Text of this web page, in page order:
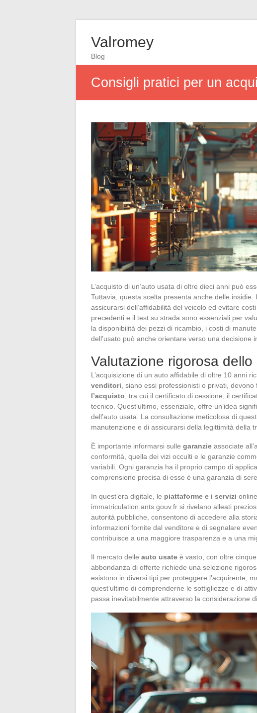
Valromey
Blog
Consigli pratici per un
L’acquisto di un’auto usata di oltre dieci anni può
Tuttavia, questa scelta presenta anche delle
assicurarsi dell’affidabilità del veicolo ed evitare
precedenti e il test su strada sono essenziali per
la disponibilità dei pezzi di ricambio, i costi di
dell’usato può anche orientare verso una decisione
Valutazione rigorosa
L’acquisizione di un auto affidabile di oltre 10 anni
venditori , siano essi professionisti o privati,
l’acquisto , tra cui il certificato di cessione, il
tecnico. Quest’ultimo, essenziale, offre un’idea
dell’auto usata. La consultazione meticolosa di
manutenzione e di assicurarsi della legittimità della
È importante informarsi sulle garanzie associate
conformità, quella dei vizi occulti e le garanzie
variabili. Ogni garanzia ha il proprio campo di
comprensione precisa di esse è una garanzia di
In quest’era digitale, le piattaforme e i servizi
immatriculation.ants.gouv.fr si rivelano alleati
autorità pubbliche, consentono di accedere alla
informazioni fornite dal venditore e di segnalare
contribuisce a una maggiore trasparenza e a una
Il mercato delle auto usate è vasto, con oltre
abbondanza di offerte richiede una selezione
esistono in diversi tipi per proteggere l’acquirente,
quest’ultimo di comprenderne le sottigliezze e di
passa inevitabilmente attraverso la considerazione